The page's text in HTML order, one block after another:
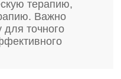
терапию,
Важно
для точного